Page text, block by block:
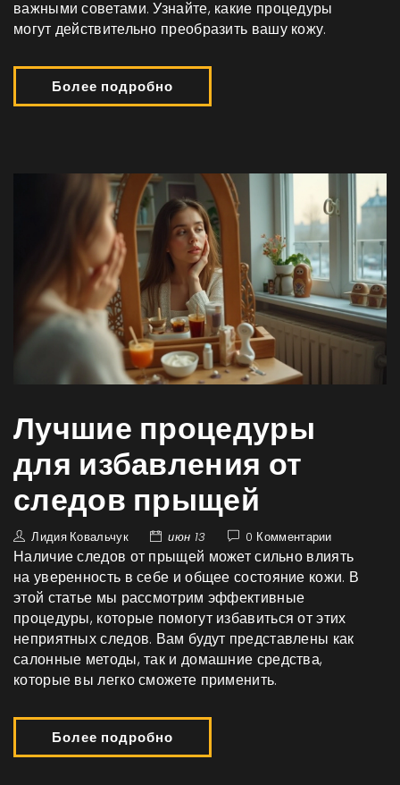
важными советами. Узнайте, какие процедуры
могут действительно преобразить вашу кожу.
Более подробно
Лучшие процедуры
для избавления от
следов прыщей
Лидия Ковальчук июн 13 0 Комментарии
Наличие следов от прыщей может сильно влиять
на уверенность в себе и общее состояние кожи. В
этой статье мы рассмотрим эффективные
процедуры, которые помогут избавиться от этих
неприятных следов. Вам будут представлены как
салонные методы, так и домашние средства,
которые вы легко сможете применить.
Более подробно